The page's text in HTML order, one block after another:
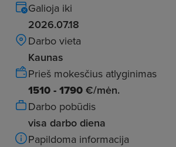
Galioja iki
2026.07.18
Darbo vieta
Kaunas
Prieš mokesčius atlyginimas
1510 - 1790 €/mėn.
Darbo pobūdis
visa darbo diena
Papildoma informacija